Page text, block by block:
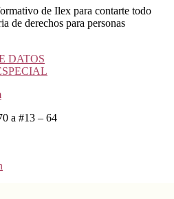
de Ilex para contarte todo
de derechos para personas
DATOS
a #13 – 64